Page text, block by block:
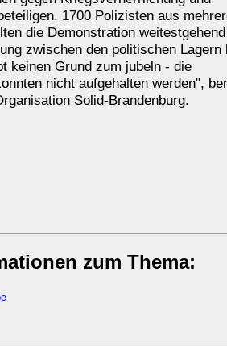
1700 Polizisten aus
die Demonstration
zwischen den politischen Lagern
keinen Grund zum jubeln - die
nicht aufgehalten werden",
Solid-Brandenburg.
zum Thema: